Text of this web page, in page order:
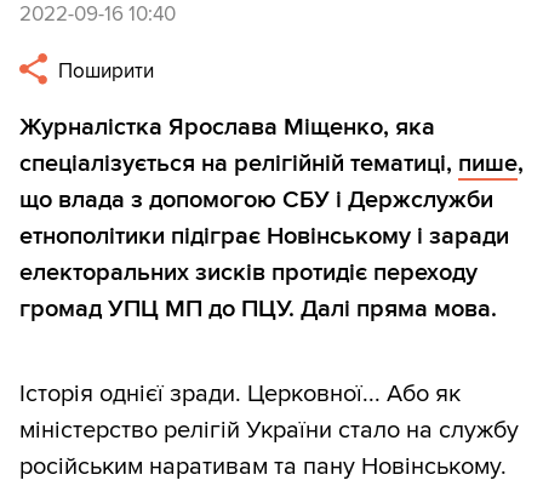
2022-09-16 10:40
Поширити
Журналістка Ярослава Міщенко, яка
спеціалізується на релігійній тематиці, пише,
що влада з допомогою СБУ і Держслужби
етнополітики підіграє Новінському і заради
електоральних зисків протидіє переходу
громад УПЦ МП до ПЦУ. Далі пряма мова.
Історія однієї зради. Церковної... Або як
міністерство релігій України стало на службу
російським наративам та пану Новінському.